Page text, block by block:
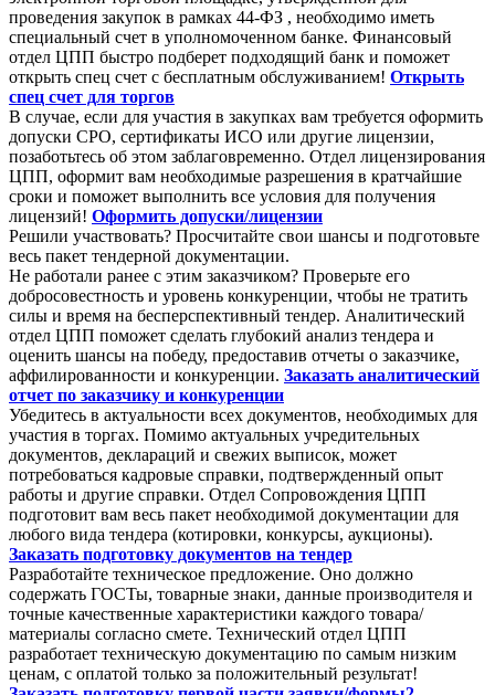
проведения закупок в рамках 44-ФЗ , необходимо иметь
специальный счет в уполномоченном банке. Финансовый
отдел ЦПП быстро подберет подходящий банк и поможет
открыть спец счет с бесплатным обслуживанием! Открыть
спец счет для торгов
В случае, если для участия в закупках вам требуется оформить
допуски СРО, сертификаты ИСО или другие лицензии,
позаботьтесь об этом заблаговременно. Отдел лицензирования
ЦПП, оформит вам необходимые разрешения в кратчайшие
сроки и поможет выполнить все условия для получения
лицензий! Оформить допуски/лицензии
Решили участвовать? Просчитайте свои шансы и подготовьте
весь пакет тендерной документации.
Не работали ранее с этим заказчиком? Проверьте его
добросовестность и уровень конкуренции, чтобы не тратить
силы и время на бесперспективный тендер. Аналитический
отдел ЦПП поможет сделать глубокий анализ тендера и
оценить шансы на победу, предоставив отчеты о заказчике,
аффилированности и конкуренции. Заказать аналитический
отчет по заказчику и конкуренции
Убедитесь в актуальности всех документов, необходимых для
участия в торгах. Помимо актуальных учредительных
документов, деклараций и свежих выписок, может
потребоваться кадровые справки, подтвержденный опыт
работы и другие справки. Отдел Сопровождения ЦПП
подготовит вам весь пакет необходимой документации для
любого вида тендера (котировки, конкурсы, аукционы).
Заказать подготовку документов на тендер
Разработайте техническое предложение. Оно должно
содержать ГОСТы, товарные знаки, данные производителя и
точные качественные характеристики каждого товара/
материалы согласно смете. Технический отдел ЦПП
разработает техническую документацию по самым низким
ценам, с оплатой только за положительный результат!